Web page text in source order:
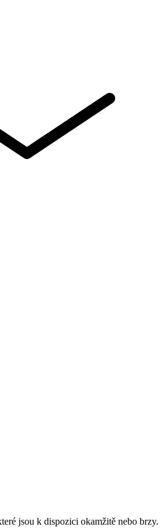
jsou k dispozici okamžitě nebo brzy.